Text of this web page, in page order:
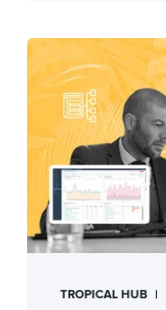
TROPICAL HUB